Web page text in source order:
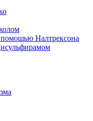
помощью Налтрексона